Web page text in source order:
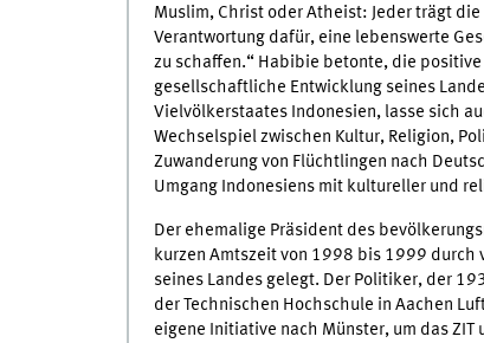
Muslim, Christ oder Atheist: Jeder trägt die
Verantwortung dafür, eine lebenswerte
zu schaffen.“ Habibie betonte, die positive
gesellschaftliche Entwicklung seines
Vielvölkerstaates Indonesien, lasse sich
Wechselspiel zwischen Kultur, Religion,
Zuwanderung von Flüchtlingen nach
Umgang Indonesiens mit kultureller und
Der ehemalige Präsident des
kurzen Amtszeit von 1998 bis 1999 durch
seines Landes gelegt. Der Politiker, der
der Technischen Hochschule in Aachen
eigene Initiative nach Münster, um das